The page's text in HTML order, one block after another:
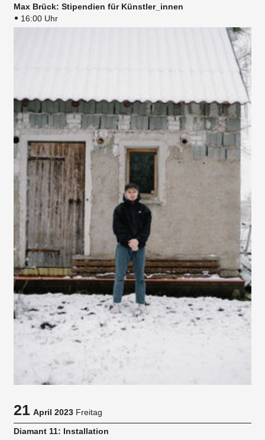
Max Brück: Stipendien für Künstler_innen
16:00 Uhr
21April 2023 Freitag
Diamant 11: Installation